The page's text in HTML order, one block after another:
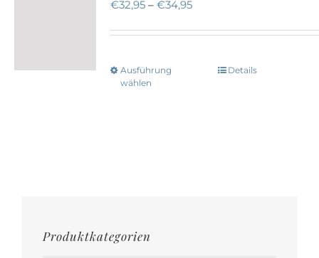
€32,95 – €34,95
Ausführung
wählen
Dieses
Details
Produktkategorien